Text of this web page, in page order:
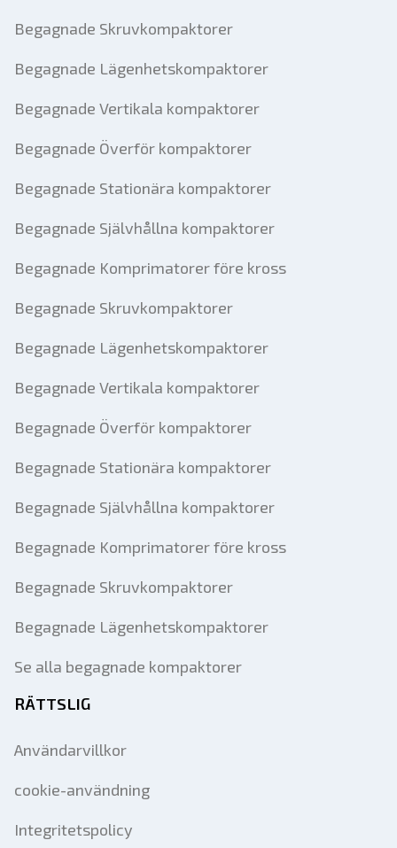
Begagnade Skruvkompaktorer
Begagnade Lägenhetskompaktorer
Begagnade Vertikala kompaktorer
Begagnade Överför kompaktorer
Begagnade Stationära kompaktorer
Begagnade Självhållna kompaktorer
Begagnade Komprimatorer före kross
Begagnade Skruvkompaktorer
Begagnade Lägenhetskompaktorer
Begagnade Vertikala kompaktorer
Begagnade Överför kompaktorer
Begagnade Stationära kompaktorer
Begagnade Självhållna kompaktorer
Begagnade Komprimatorer före kross
Begagnade Skruvkompaktorer
Begagnade Lägenhetskompaktorer
Se alla begagnade kompaktorer
RÄTTSLIG
Användarvillkor
cookie-användning
Integritetspolicy